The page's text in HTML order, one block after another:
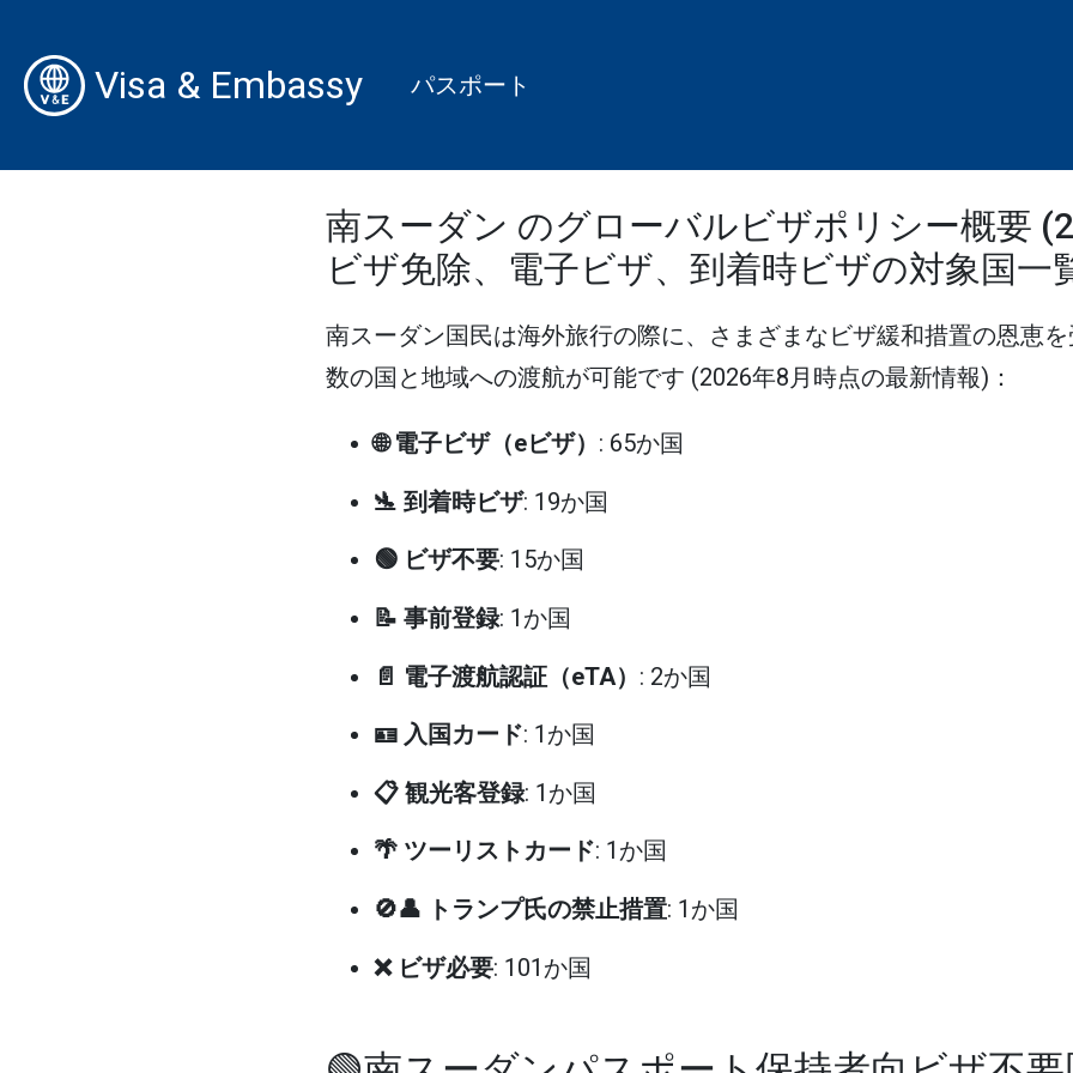
Visa & Embassy パスポート
南スーダン のグローバルビザポリシー概要
ビザ免除、電子ビザ、到着時ビザの対象国一
南スーダン国民は海外旅行の際に、さまざまなビザ緩和措置の恩恵
数の国と地域への渡航が可能です (2026年8月時点の最新情報)：
🌐 電子ビザ（eビザ） : 65か国
🛬 到着時ビザ: 19か国
🟢 ビザ不要: 15か国
📝 事前登録: 1か国
📄 電子渡航認証（eTA） : 2か国
🪪 入国カード: 1か国
📋 観光客登録: 1か国
🌴 ツーリストカード: 1か国
🚫👤 トランプ氏の禁止措置: 1か国
❌ ビザ必要: 101か国